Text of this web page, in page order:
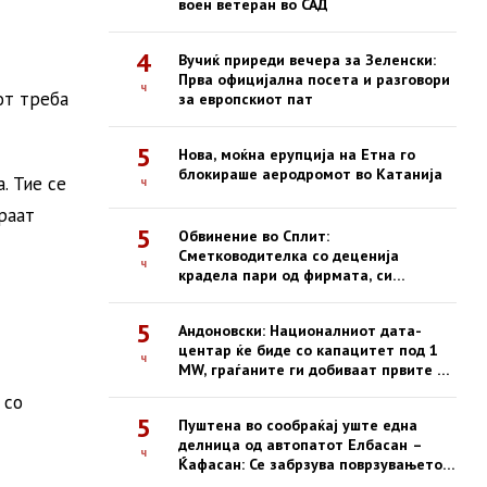
треба
Тие се
воен ветеран во САД
4
ч
Вучиќ приреди вечера за Зеленски:
Прва официјална посета и разговори
за европскиот пат
5
ч
Нова, моќна ерупција на Етна го
блокираше аеродромот во Катанија
5
ч
Обвинение во Сплит:
Сметководителка со деценија
крадела пари од фирмата, си
5
ч
Андоновски: Националниот дата-
центар ќе биде со капацитет под 1
MW, граѓаните ги добиваат првите е-
5
ч
Пуштена во сообраќај уште една
делница од автопатот Елбасан –
Ќафасан: Се забрзува поврзувањето